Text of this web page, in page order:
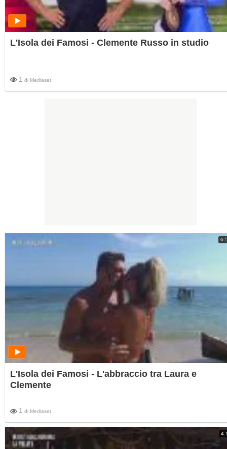
L'Isola dei Famosi - Clemente Russo in studio
1 di Mediaset
L'Isola dei Famosi - L'abbraccio tra Laura e
Clemente
1 di Mediaset